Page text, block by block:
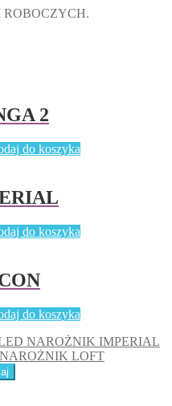
2
do koszyka
do koszyka
do koszyka
NAROŻNIK IMPERIAL
NAROŻNIK LOFT